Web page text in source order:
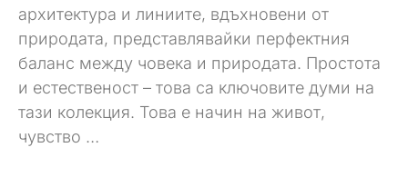
архитектура и линиите, вдъхновени от
природата, представлявайки перфектния
баланс между човека и природата. Простота
и естественост – това са ключовите думи на
тази колекция. Това е начин на живот,
чувство …